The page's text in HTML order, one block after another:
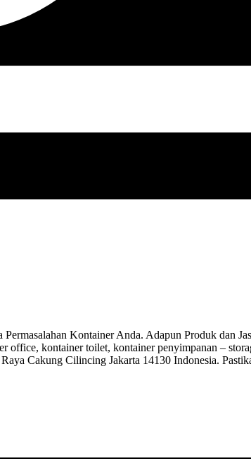
Kontainer Anda. Adapun Produk dan
kontainer toilet, kontainer penyimpanan –
Cakung Cilincing Jakarta 14130 Indonesia.